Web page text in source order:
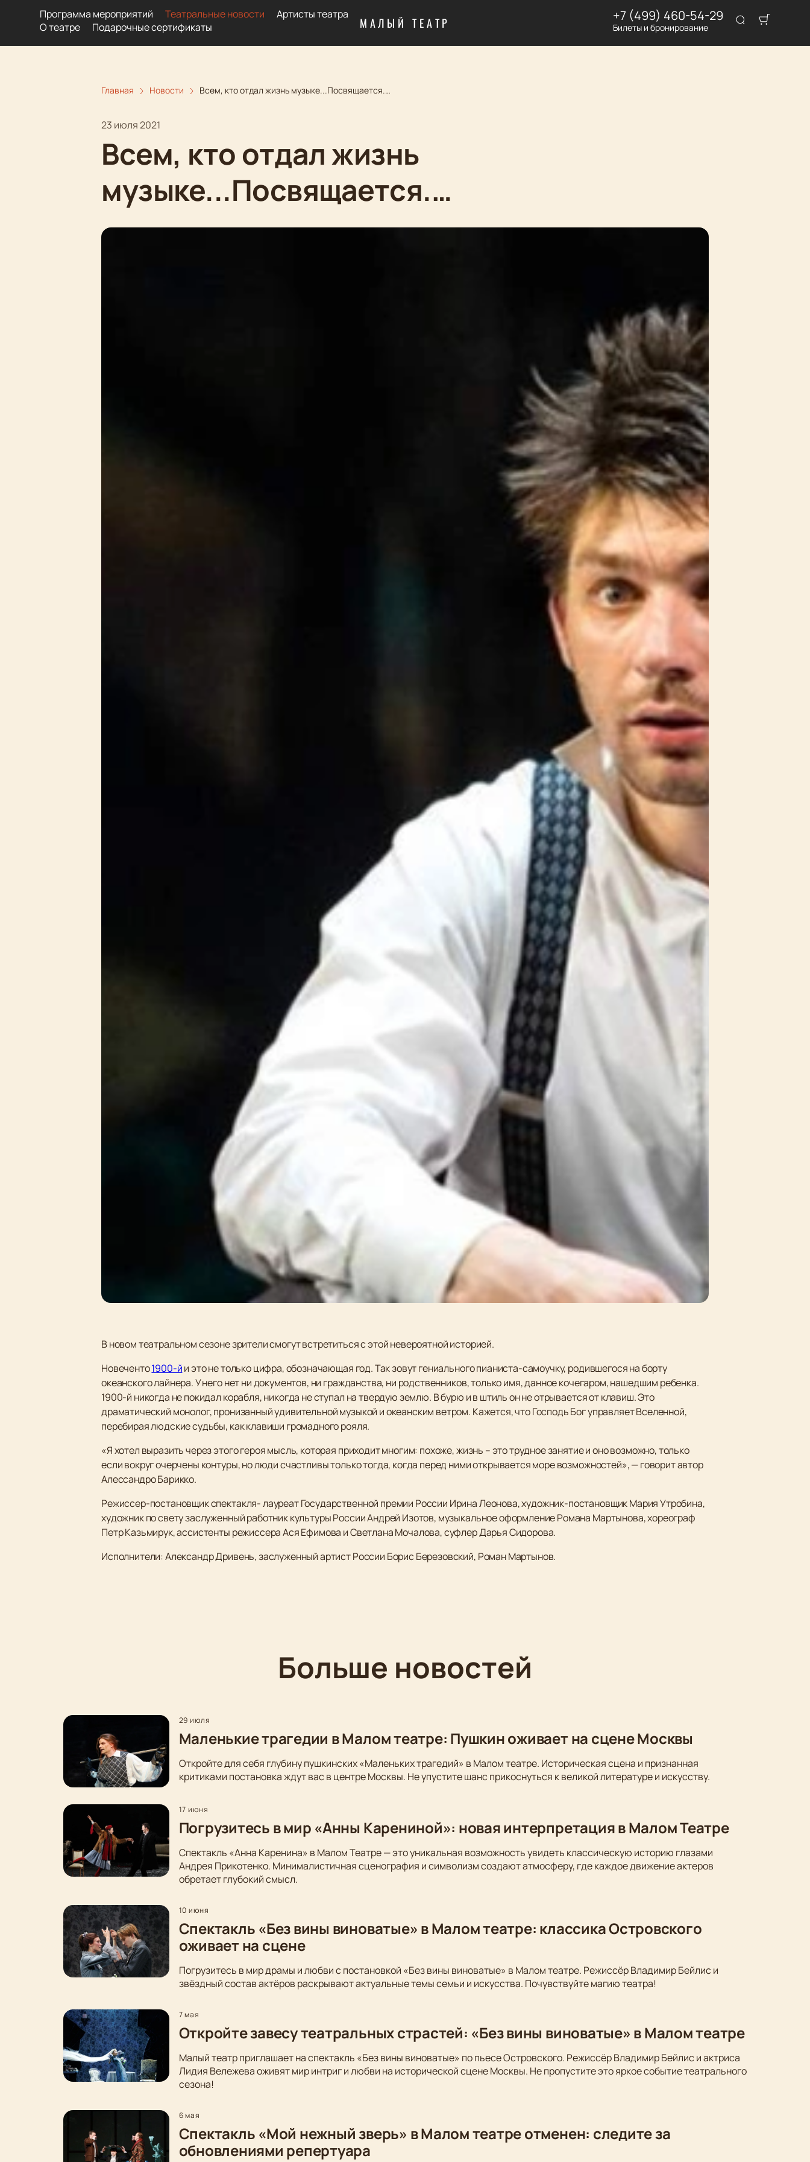
МАЛЫЙ ТЕАТР
Программа мероприятий Театральные новости
Артисты театра
О театре
Подарочные сертификаты
+7 (499) 460-54-29
Билеты и бронирование
Главная Новости Всем, кто отдал жизнь музыке...Посвящается.…
23 июля 2021
Всем, кто отдал жизнь
музыке...Посвящается.…
В новом театральном сезоне зрители смогут встретиться с этой невероятной историей.
Новеченто1900-йи это не только цифра, обозначающая год. Так зовут гениального пианиста-самоучку, родившегося на борту
океанского лайнера. У него нет ни документов, ни гражданства, ни родственников, только имя, данное кочегаром, нашедшим ребенка.
1900-й никогда не покидал корабля, никогда не ступал на твердую землю. В бурю и в штиль он не отрывается от клавиш. Это
драматический монолог, пронизанный удивительной музыкой и океанским ветром. Кажется, что Господь Бог управляет Вселенной,
перебирая людские судьбы, как клавиши громадного рояля.
«Я хотел выразить через этого героя мысль, которая приходит многим: похоже, жизнь – это трудное занятие и оно возможно, только
если вокруг очерчены контуры, но люди счастливы только тогда, когда перед ними открывается море возможностей», — говорит автор
Алессандро Барикко.
Режиссер-постановщик спектакля- лауреат Государственной премии России Ирина Леонова, художник-постановщик Мария Утробина,
художник по свету заслуженный работник культуры России Андрей Изотов, музыкальное оформление Романа Мартынова, хореограф
Петр Казьмирук, ассистенты режиссера Ася Ефимова и Светлана Мочалова, суфлер Дарья Сидорова.
Исполнители: Александр Дривень, заслуженный артист России Борис Березовский, Роман Мартынов.
Больше новостей
29 июля
Маленькие трагедии в Малом театре: Пушкин оживает на сцене Москвы
Откройте для себя глубину пушкинских «Маленьких трагедий» в Малом театре. Историческая сцена и признанная
критиками постановка ждут вас в центре Москвы. Не упустите шанс прикоснуться к великой литературе и искусству.
17 июня
Погрузитесь в мир «Анны Карениной»: новая интерпретация в Малом Театре
Спектакль «Анна Каренина» в Малом Театре — это уникальная возможность увидеть классическую историю глазами
Андрея Прикотенко. Минималистичная сценография и символизм создают атмосферу, где каждое движение актеров
обретает глубокий смысл.
10 июня
Спектакль «Без вины виноватые» в Малом театре: классика Островского
оживает на сцене
Погрузитесь в мир драмы и любви с постановкой «Без вины виноватые» в Малом театре. Режиссёр Владимир Бейлис и
звёздный состав актёров раскрывают актуальные темы семьи и искусства. Почувствуйте магию театра!
7 мая
Откройте завесу театральных страстей: «Без вины виноватые» в Малом театре
Малый театр приглашает на спектакль «Без вины виноватые» по пьесе Островского. Режиссёр Владимир Бейлис и актриса
Лидия Вележева оживят мир интриг и любви на исторической сцене Москвы. Не пропустите это яркое событие театрального
сезона!
6 мая
Спектакль «Мой нежный зверь» в Малом театре отменен: следите за
обновлениями репертуара